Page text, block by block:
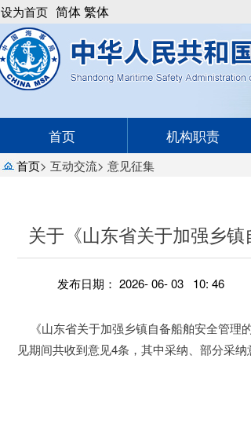
设为首页 简体繁体
首页 机构职责
首页> 互动交流> 意见征集
关于《山东省关于加强乡
发布日期： 2026- 06- 03 10: 46
《山东省关于加强乡镇自备船舶安全管理
见期间共收到意见4条，其中采纳、部分采纳